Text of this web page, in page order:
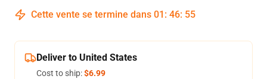
Cette vente se termine dans 01 : 46: 54
Deliver to United States
Cost to ship:$6.99